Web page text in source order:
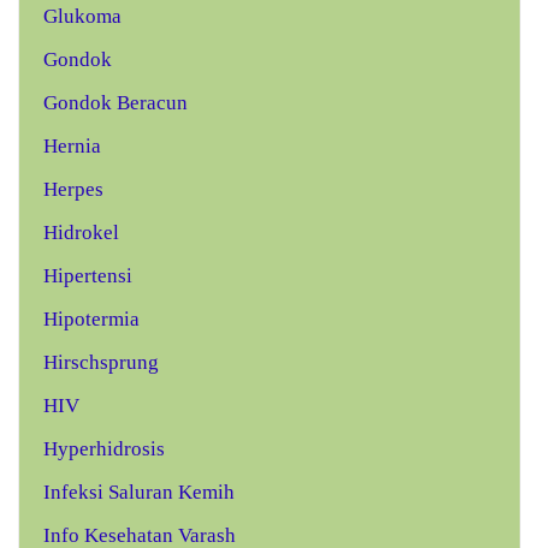
Glukoma
Gondok
Gondok Beracun
Hernia
Herpes
Hidrokel
Hipertensi
Hipotermia
Hirschsprung
HIV
Hyperhidrosis
Infeksi Saluran Kemih
Info Kesehatan Varash